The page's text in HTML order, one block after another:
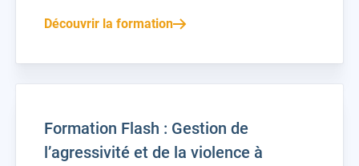
Découvrir la formation
Formation Flash : Gestion de
l’agressivité et de la violence à